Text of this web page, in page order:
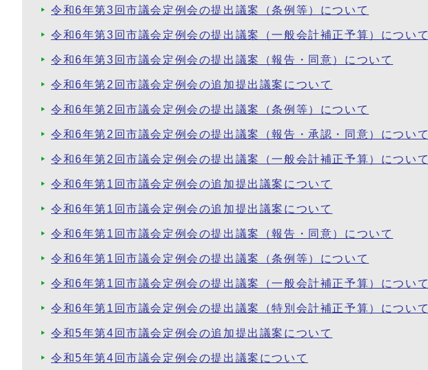
令和6年第3回市議会定例会の提出議案（条例等）について
令和6年第3回市議会定例会の提出議案（一般会計補正予算）について
令和6年第3回市議会定例会の提出議案（報告・同意）について
令和6年第2回市議会定例会の追加提出議案について
令和6年第2回市議会定例会の提出議案（条例等）について
令和6年第2回市議会定例会の提出議案（報告・承認・同意）について
令和6年第2回市議会定例会の提出議案（一般会計補正予算）について
令和6年第1回市議会定例会の追加提出議案について
令和6年第1回市議会定例会の追加提出議案について
令和6年第1回市議会定例会の提出議案（報告・同意）について
令和6年第1回市議会定例会の提出議案（条例等）について
令和6年第1回市議会定例会の提出議案（一般会計補正予算）について
令和6年第1回市議会定例会の提出議案（特別会計補正予算）について
令和5年第4回市議会定例会の追加提出議案について
令和5年第4回市議会定例会の提出議案について